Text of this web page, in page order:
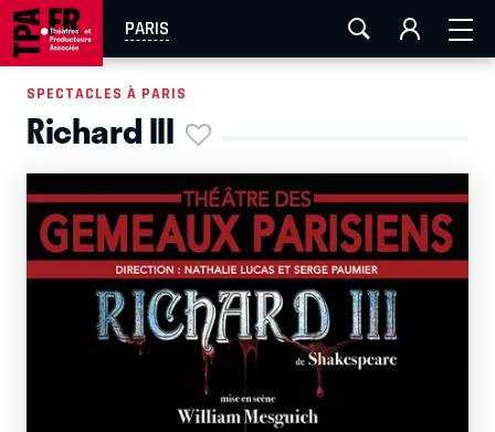
PARIS
AIX-MARSEILLE LA ROCHELLE
EN TOURNÉE
SPECTACLES À PARIS
Richard III